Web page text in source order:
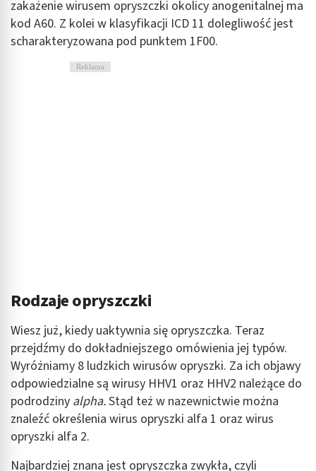
zakażenie wirusem opryszczki okolicy anogenitalnej ma
kod A60. Z kolei w klasyfikacji ICD 11 dolegliwość jest
scharakteryzowana pod punktem 1F00.
Reklama
Rodzaje opryszczki
Wiesz już, kiedy uaktywnia się opryszczka. Teraz
przejdźmy do dokładniejszego omówienia jej typów.
Wyróżniamy 8 ludzkich wirusów opryszki. Za ich objawy
odpowiedzialne są wirusy HHV1 oraz HHV2 należące do
podrodziny alpha.Stąd też w nazewnictwie można
znaleźć określenia wirus opryszki alfa 1 oraz wirus
opryszki alfa 2.
Najbardziej znana jest opryszczka zwykła, czyli